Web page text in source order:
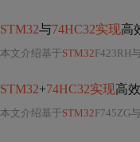
STM32与74HC32实现高
本文介绍基于STM32F423RH与
STM32+74HC32实现高效
本文介绍基于STM32F745ZG